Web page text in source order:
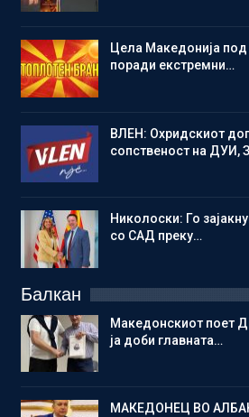
Цела Македонија
поради екстремни…
ВЛЕН: Охридскиот
сопственост на ДУИ,
Николоски: Го
со САД преку…
Балкан
Македонскиот поет
ја доби главната…
МАКЕДОНЕЦ ВО